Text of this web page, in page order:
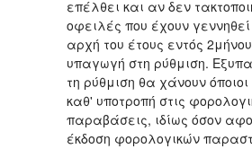
επέλθει και αν δεν
οφειλές που έχουν
αρχή του έτους εντός
υπαγωγή στη ρύθμιση.
τη ρύθμιση θα χάνουν
καθ' υποτροπή στις
παραβάσεις, ιδίως όσον
έκδοση φορολογικών